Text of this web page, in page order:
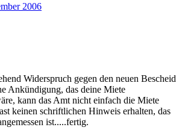
2006
Widerspruch gegen den neuen Bescheid
Ankündigung, das deine Miete
kann das Amt nicht einfach die Miete
keinen schriftlichen Hinweis erhalten, das
ist.....fertig.